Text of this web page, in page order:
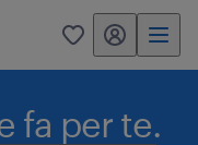
0 my randstad
fa per te.